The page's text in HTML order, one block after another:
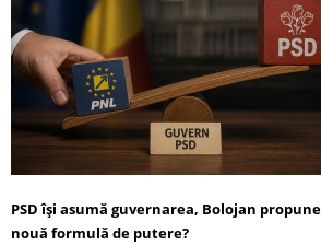
PSD își asumă guvernarea, Bolojan
nouă formulă de putere?